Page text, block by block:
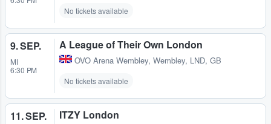
No tickets available
9. SEP.
MI
6:30 PM
A League of Their Own London
OVO Arena Wembley, Wembley, LND, GB
No tickets available
11. SEP. ITZY London